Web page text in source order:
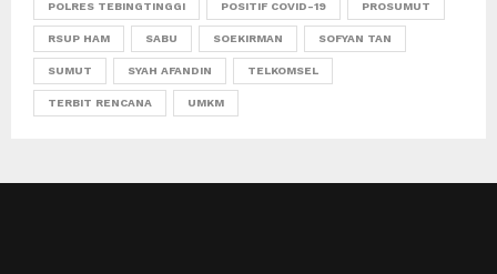
POLRES TEBINGTINGGI POSITIF COVID-19 PROSUMUT
RSUP HAM SABU SOEKIRMAN SOFYAN TAN
SUMUT SYAH AFANDIN TELKOMSEL
TERBIT RENCANA UMKM